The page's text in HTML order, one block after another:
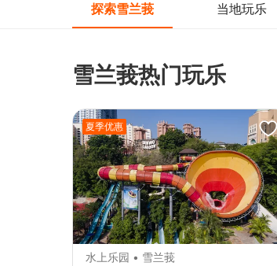
探索雪兰莪 当地玩乐
雪兰莪热门玩乐
夏季优惠
水上乐园 • 雪兰莪